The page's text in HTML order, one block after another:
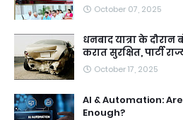
October 07, 2025
धनबाद यात्रा के दौरान
करात सुरक्षित, पार्टी
October 17, 2025
AI & Automation:
Enough?